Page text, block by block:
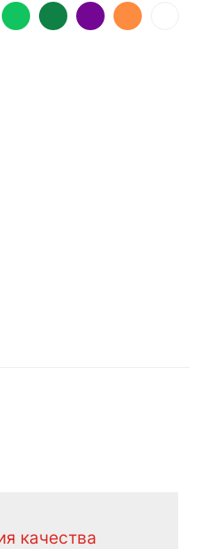
качества